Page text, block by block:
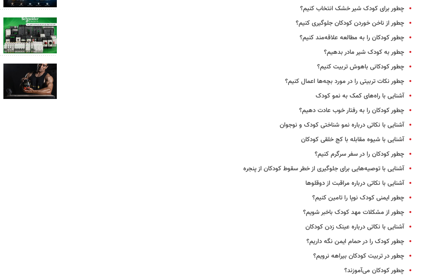
چطور برای کودک شیر خشک انتخاب کنیم؟
چطور از ناخن خوردن کودکان جلوگیری کنیم؟
چطور کودکان را به مطالعه علاقه‌مند کنیم؟
چطور به کودک شیر مادر بدهیم؟
چطور کودکانی باهوش تربیت کنیم؟
چطور نکات تربیتی را در مورد بچه‌ها اعمال کنیم؟
آشنایی با راه‌های کمک به نمو کودک
چطور کودکان را به رفتار خوب عادت دهیم؟
آشنایی با نکاتی درباره نمو شناختی کودک و نوجوان
آشنایی با شیوه مقابله با کج خلقی کودکان
چطور کودکان را در سفر سرگرم کنیم؟
آشنایی با توصیه‌هایی برای جلوگیری از خطر سقوط کودکان از پنجره
آشنایی با نکاتی درباره مراقبت از دوقلوها
چطور ایمنی کودک نوپا را تامین کنیم؟
چطور از مشکلات مهد کودک باخبر شویم؟
آشنایی با نکاتی درباره عینک زدن کودکان
چطور کودک را در حمام ایمن نگه داریم؟
چطور در تربیت کودکان بیراهه نرویم؟
چطور کودکان می‌آموزند؟